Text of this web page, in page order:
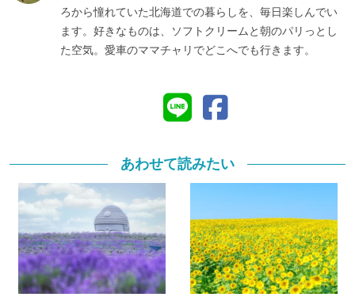
ろから憧れていた北海道での暮らしを、毎日楽しんでい
ます。好きなものは、ソフトクリームと朝のパリっとし
た空気。愛車のママチャリでどこへでも行きます。
あわせて読みたい